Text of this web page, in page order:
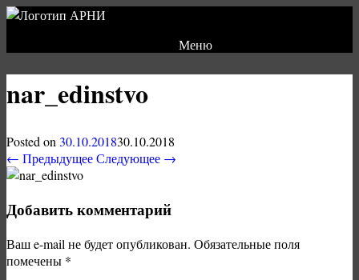
Меню
nar_edinstvo
Posted on 30.10.201830.10.2018
← ПредыдущееСледующее →
Добавить комментарий
Ваш e-mail не будет опубликован. Обязательные поля
помечены *